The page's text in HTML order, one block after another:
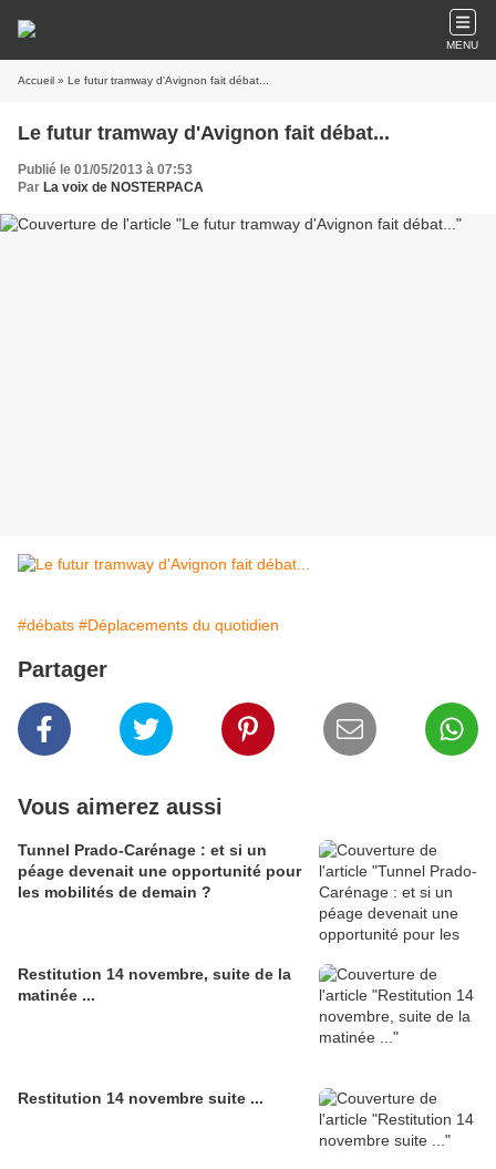
MENU
Accueil » Le futur tramway d'Avignon fait débat...
Le futur tramway d'Avignon fait débat...
Publié le 01/05/2013 à 07:53
Par La voix de NOSTERPACA
#débats #Déplacements du quotidien
Partager
Vous aimerez aussi
Tunnel Prado-Carénage : et si un
péage devenait une opportunité pour
les mobilités de demain ?
Restitution 14 novembre, suite de la
matinée ...
Restitution 14 novembre suite ...